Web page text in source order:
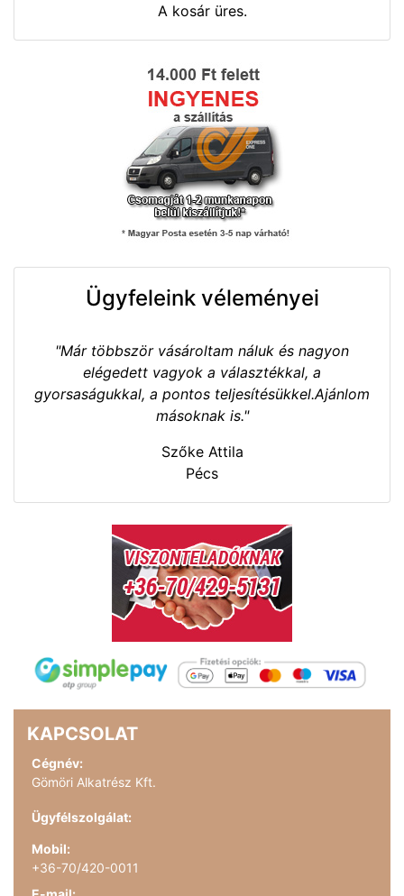
A kosár üres.
Ügyfeleink véleményei
"Már többször vásároltam náluk és nagyon
elégedett vagyok a választékkal, a
gyorsaságukkal, a pontos teljesítésükkel.Ajánlom
másoknak is."
Szőke Attila
Pécs
KAPCSOLAT
Cégnév:
Gömöri Alkatrész Kft.
Ügyfélszolgálat:
Mobil:
+36-70/420-0011